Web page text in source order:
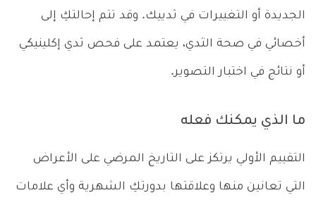
الجديدة أو التغييرات في ثدييك. وقد تتم إحالتكِ إلى
أخصائي في صحة الثدي، يعتمد على فحص ثدي إكلينيكي
أو نتائج في اختبار التصوير.
ما الذي يمكنك فعله
التقييم الأولي يرتكز على التاريخ المرضي على الأعراض
التي تعانين منها وعلاقتها بدورتكِ الشهرية وأي علامات